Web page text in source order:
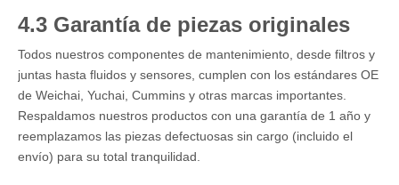
4.3 Garantía de piezas originales
Todos nuestros componentes de mantenimiento, desde filtros y
juntas hasta fluidos y sensores, cumplen con los estándares OE
de Weichai, Yuchai, Cummins y otras marcas importantes.
Respaldamos nuestros productos con una garantía de 1 año y
reemplazamos las piezas defectuosas sin cargo (incluido el
envío) para su total tranquilidad.